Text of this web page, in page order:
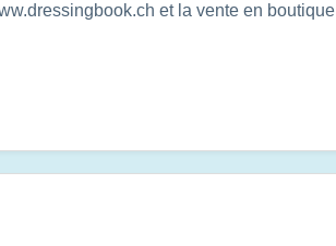
et la vente en boutique